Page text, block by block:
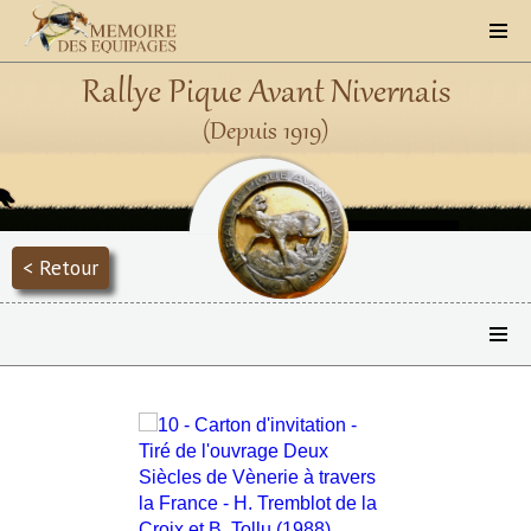
Rallye Pique Avant Nivernais
(Depuis 1919)
< Retour